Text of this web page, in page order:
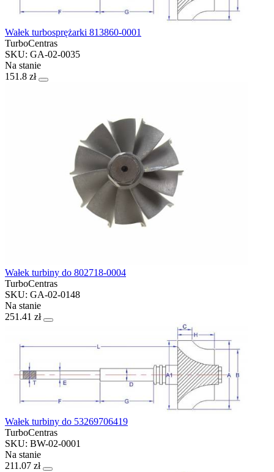
Wałek turbosprężarki 813860-0001
TurboCentras
SKU: GA-02-0035
Na stanie
151.8 zł
Wałek turbiny do 802718-0004
TurboCentras
SKU: GA-02-0148
Na stanie
251.41 zł
Wałek turbiny do 53269706419
TurboCentras
SKU: BW-02-0001
Na stanie
211.07 zł